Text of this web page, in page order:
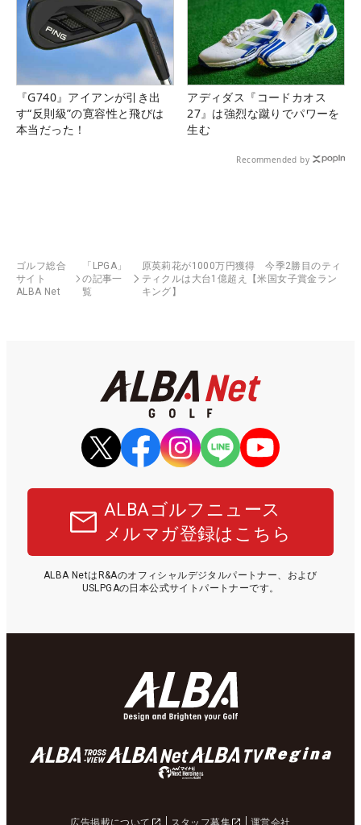
『G740』アイアンが引き出
す“反則級”の寛容性と飛びは
本当だった！
アディダス『コードカオス
27』は強烈な蹴りでパワーを
生む
Recommended by
ゴルフ総合
サイト
ALBA Net
「LPGA」
の記事一
覧
原英莉花が1000万円獲得 今季2勝目のティ
ティクルは大台1億超え【米国女子賞金ラン
キング】
ALBAゴルフニュース
メルマガ登録はこちら
ALBA NetはR&Aのオフィシャルデジタルパートナー、および
USLPGAの日本公式サイトパートナーです。
広告掲載について スタッフ募集 運営会社